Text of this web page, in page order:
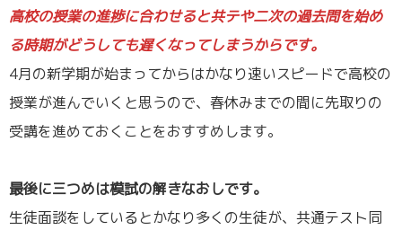
高校の授業の進捗に合わせると共テや二次の過去問を始め
る時期がどうしても遅くなってしまうからです。
4月の新学期が始まってからはかなり速いスピードで高校の
授業が進んでいくと思うので、春休みまでの間に先取りの
受講を進めておくことをおすすめします。
最後に三つめは模試の解きなおしです。
生徒面談をしているとかなり多くの生徒が、共通テスト同